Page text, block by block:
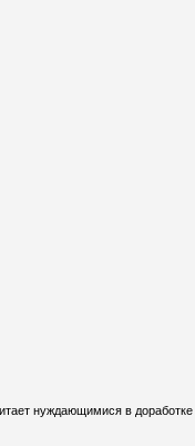
нуждающимися в доработке